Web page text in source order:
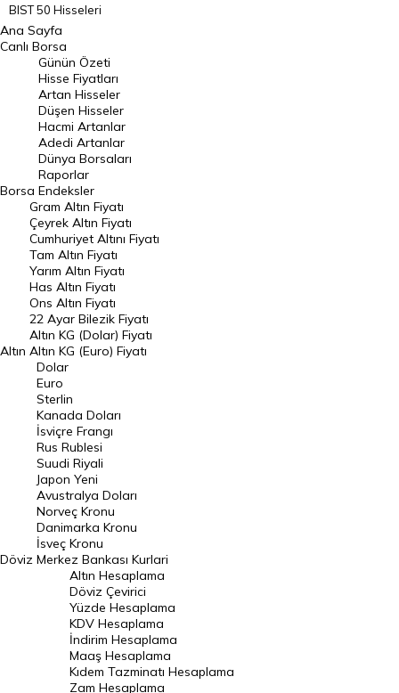
BIST 50 Hisseleri
BIST 100 Hisseleri
En Çok Artan Hisseler
En Çok Düşen Hisseler
Hacmi Artanlar
Geçmiş Kapanışlar
Dünya Borsaları
Raporlar
Endeksler
DÖVİZ
Döviz Kuru
Dolar Kuru
Euro Kuru
Pound Kuru
Frank Kuru
Riyal Kuru
Avustralya Doları
Danimarka Kronu Kuru
Kanada Doları Kuru
Norveç Kronu Kuru
İsveç Kronu Kuru
Japon Yeni Kuru
Serbest Piyasa Döviz Kurları
Merkez Bankası Döviz Kurları
Ana Sayfa
Canlı Borsa
Borsa
Günün Özeti
Hisse Fiyatları
Artan Hisseler
Düşen Hisseler
Hacmi Artanlar
Adedi Artanlar
Dünya Borsaları
Raporlar
Endeksler
Altın
Gram Altın Fiyatı
Çeyrek Altın Fiyatı
Cumhuriyet Altını Fiyatı
Tam Altın Fiyatı
Yarım Altın Fiyatı
Has Altın Fiyatı
Ons Altın Fiyatı
22 Ayar Bilezik Fiyatı
Altın KG (Dolar) Fiyatı
Altın KG (Euro) Fiyatı
Döviz
Dolar
Euro
Sterlin
Kanada Doları
İsviçre Frangı
Rus Rublesi
Suudi Riyali
Japon Yeni
Avustralya Doları
Norveç Kronu
Danimarka Kronu
İsveç Kronu
Merkez Bankası Kurlari
Altın Hesaplama
Döviz Çevirici
Yüzde Hesaplama
KDV Hesaplama
İndirim Hesaplama
Maaş Hesaplama
Kıdem Tazminatı Hesaplama
Zam Hesaplama